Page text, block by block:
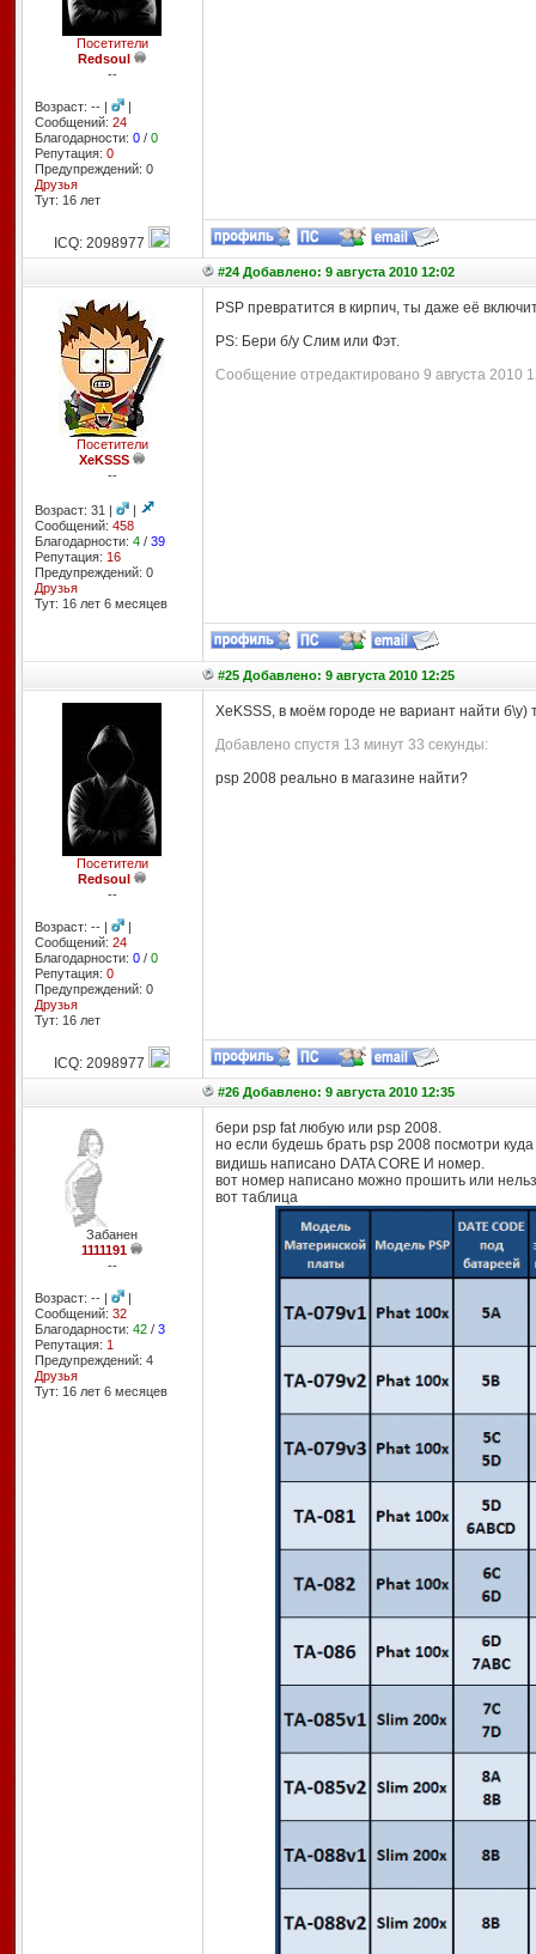
Посетители
Redsoul
--
Возраст: -- |
|
Сообщений: 24
Благодарности: 0/ 0
Репутация: 0
Предупреждений: 0
Друзья
Тут: 16 лет
ICQ: 2098977
#24 Добавлено: 9 августа 2010 12:02
Посетители
XeKSSS
--
Возраст: 31 |
|
Сообщений: 458
Благодарности: 4/ 39
Репутация: 16
Предупреждений: 0
Друзья
Тут: 16 лет 6 месяцев
PSP превратится в кирпич, ты даже её
PS: Бери б/у Слим или Фэт.
Сообщение отредактировано 9 августа 2010
#25 Добавлено: 9 августа 2010 12:25
Посетители
Redsoul
--
Возраст: -- |
|
Сообщений: 24
Благодарности: 0/ 0
Репутация: 0
Предупреждений: 0
Друзья
Тут: 16 лет
XeKSSS, в моём городе не вариант найти б\у)
Добавлено спустя 13 минут 33 секунды:
psp 2008 реально в магазине найти?
ICQ: 2098977
#26 Добавлено: 9 августа 2010 12:35
Забанен
1111191
--
Возраст: -- |
|
Сообщений: 32
Благодарности: 42/ 3
Репутация: 1
Предупреждений: 4
Друзья
Тут: 16 лет 6 месяцев
бери psp fat любую или psp 2008.
но если будешь брать psp 2008 посмотри
видишь написано DATA CORE И номер.
вот номер написано можно прошить или
вот таблица